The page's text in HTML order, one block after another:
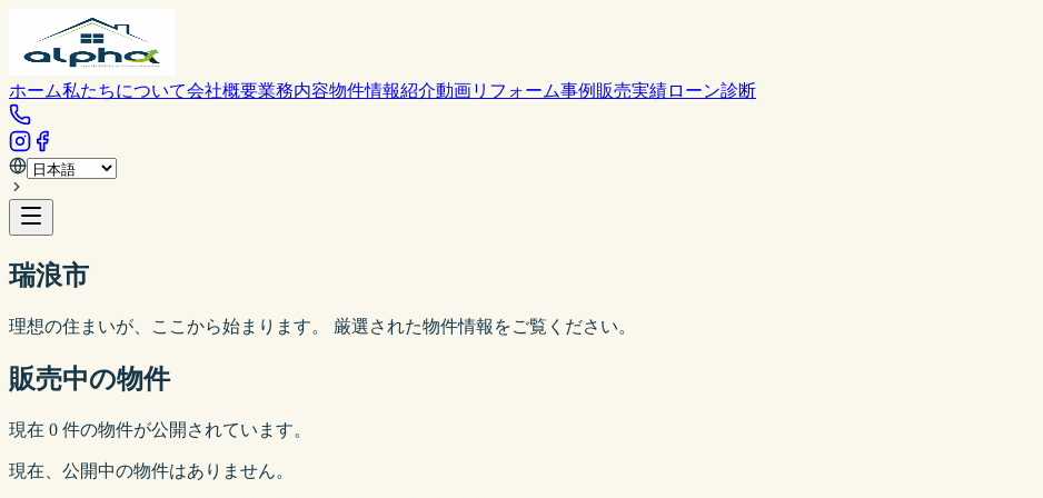
ホーム私たちについて会社概要業務内容物件情報紹介動画リフォーム事例 販売実績ローン診断
瑞浪市
理想の住まいが、ここから始まります。 厳選された物件情報をご覧ください。
販売中の物件
現在 0 件の物件が公開されています。
現在、公開中の物件はありません。